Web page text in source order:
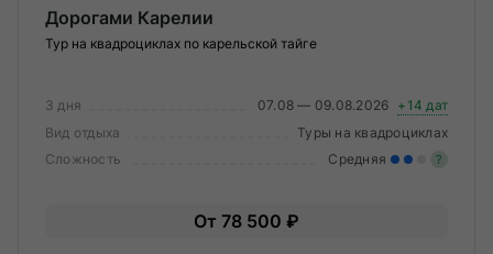
Дорогами Карелии
Тур на квадроциклах по карельской тайге
3 дня 07.08 — 09.08.2026 +14 дат
Вид отдыха
Туры на квадроциклах
Сложность
Средняя ?
От 78 500 ₽